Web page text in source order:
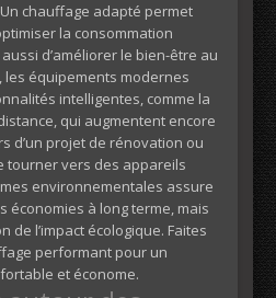
chauffage adapté permet
la consommation
d’améliorer le bien-être au
les équipements modernes
intelligentes, comme la
qui augmentent encore
d’un projet de rénovation ou
tourner vers des appareils
environnementales assure
économies à long terme, mais
de l’impact écologique. Faites
performant pour un
et économe.